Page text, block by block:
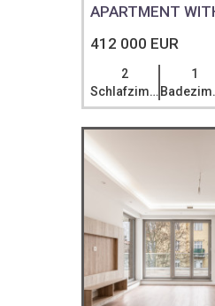
APARTMENT
412 000 EUR
2
Schlafzimmer
1